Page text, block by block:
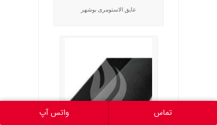
عایق الاستومری بوشهر
تماس واتس آپ